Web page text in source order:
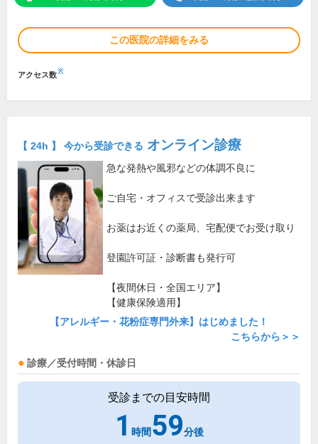
この医院の詳細をみる
アクセス数※
【 24h 】 今から受診できる オンライン診療
急な発熱や風邪などの体調不良に
ご自宅・オフィスで受診出来ます
お薬はお近くの薬局、宅配便でお受け取り
登園許可証・診断書も発行可
【夜間休日・全国エリア】
【健康保険適用】
【アレルギー・花粉症専門外来】はじめました！
こちらから＞＞
診療／受付時間・休診日
受診までの目安時間
1 時間59分後